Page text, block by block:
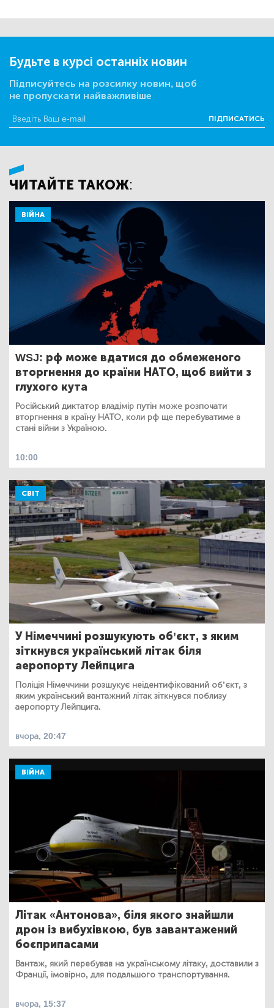
Будьте в курсі останніх новин
Підписуйтесь на розсилку новин, щоб
не пропускати найважливіше
ПІДПИСАТИСЬ
ЧИТАЙТЕ ТАКОЖ:
ВІЙНА
WSJ: рф може вдатися до обмеженого
вторгнення до країни НАТО, щоб вийти з
глухого кута
Російський диктатор владімір путін може розпочати
вторгнення в країну НАТО, коли рф ще перебуватиме в
стані війни з Україною.
10:00
СВІТ
У Німеччині розшукують об’єкт, з яким
зіткнувся український літак біля
аеропорту Лейпцига
Поліція Німеччини розшукує неідентифікований об’єкт, з
яким український вантажний літак зіткнувся поблизу
аеропорту Лейпцига.
вчора, 20:47
ВІЙНА
Літак «Антонова», біля якого знайшли
дрон із вибухівкою, був завантажений
боєприпасами
Вантаж, який перебував на українському літаку, доставили з
Франції, імовірно, для подальшого транспортування.
вчора, 15:37